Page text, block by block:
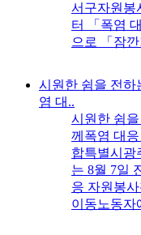
서구자원봉
터 「폭염
으로 「잠
시원한 쉼을 전하
염 대..
시원한 쉼
께폭염 대
합특별시광
는 8월 7일
응 자원봉
이동노동자